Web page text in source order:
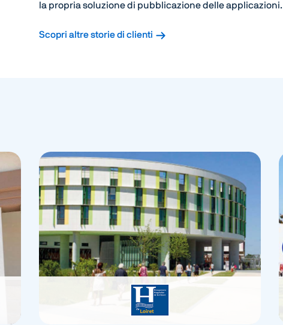
la propria soluzione di pubblicazione delle applicazioni.
Scopri altre storie di clienti